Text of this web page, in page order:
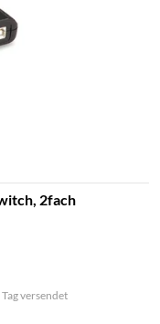
2fach
versendet